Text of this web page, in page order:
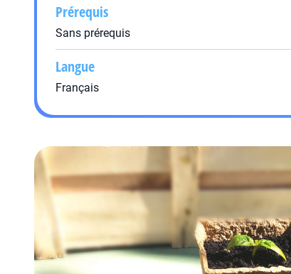
Prérequis
Sans prérequis
Langue
Français